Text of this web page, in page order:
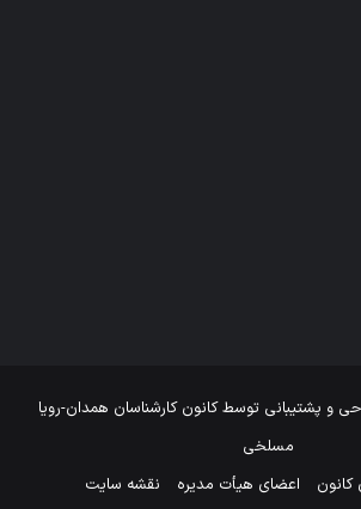
و پشتیبانی توسطکانون کارشناسان همدان-رویا
مسلخی
کانون اعضای هیأت مدیره نقشه سایت